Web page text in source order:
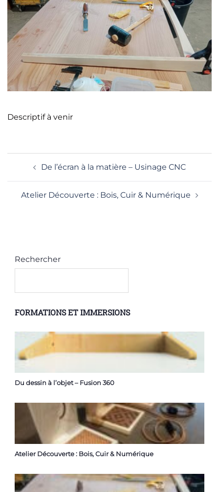
Descriptif à venir
D’ARTICLEDe l’écran à la matière – Usinage CNC
Atelier Découverte : Bois, Cuir & Numérique
Rechercher
FORMATIONS ET IMMERSIONS
Du dessin à l’objet – Fusion 360
Atelier Découverte : Bois, Cuir & Numérique